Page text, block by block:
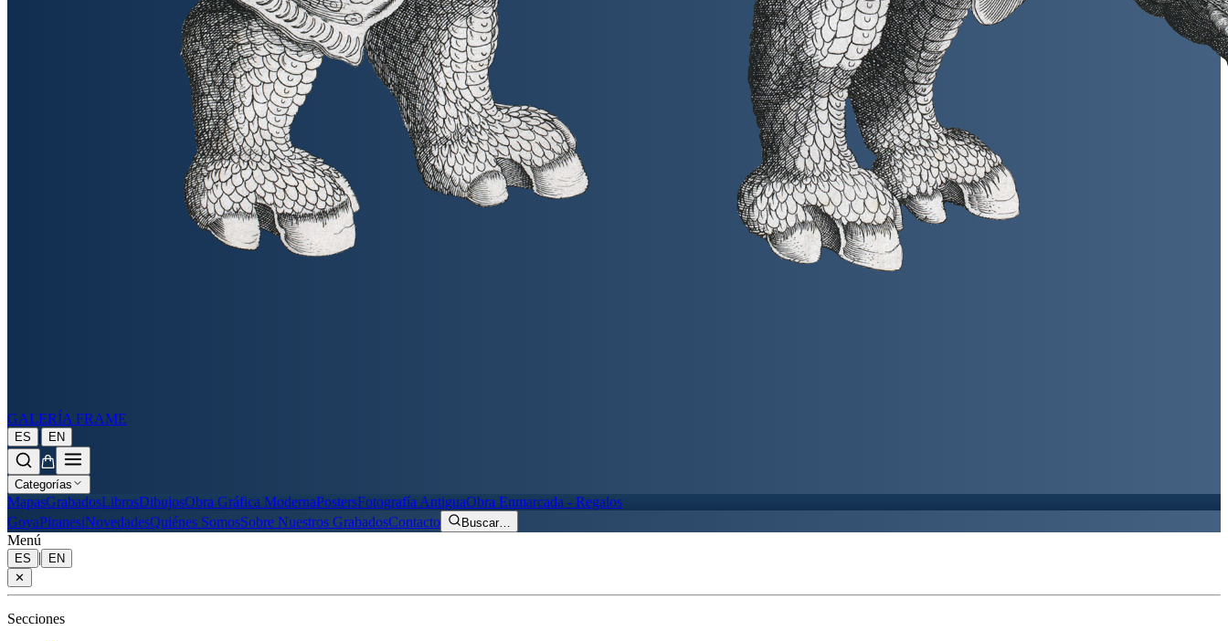
GALERÍA FRAME
ES | EN
Categorías
MapasGrabadosLibrosDibujosObra Gráfica ModernaPostersFotografía AntiguaObra Enmarcada - Regalos
GoyaPiranesiNovedadesQuiénes SomosSobre Nuestros GrabadosContacto Buscar…
Menú
ES |
EN
✕
Secciones